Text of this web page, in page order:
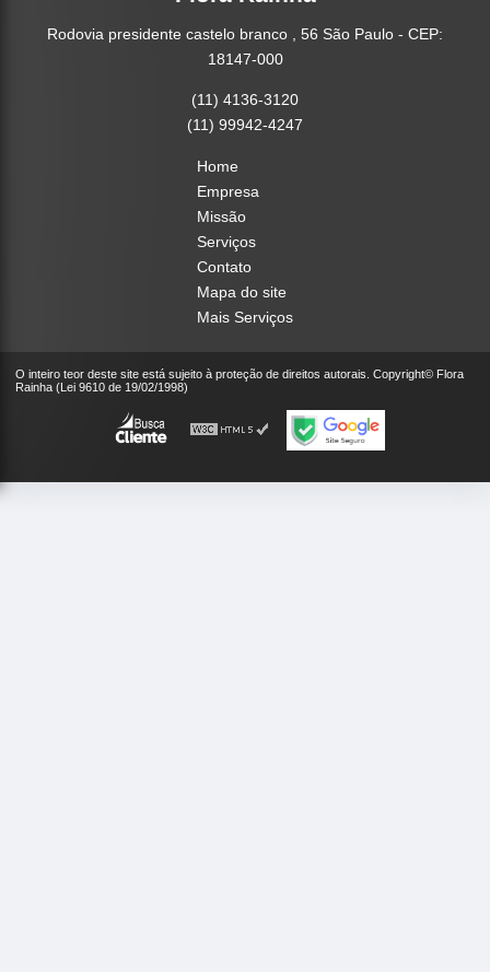
Rodovia presidente castelo branco , 56 São Paulo - CEP:
18147-000
(11) 4136-3120
(11) 99942-4247
Home
Empresa
Missão
Serviços
Contato
Mapa do site
Mais Serviços
O inteiro teor deste site está sujeito à proteção de direitos autorais. Copyright© Flora
Rainha (Lei 9610 de 19/02/1998)